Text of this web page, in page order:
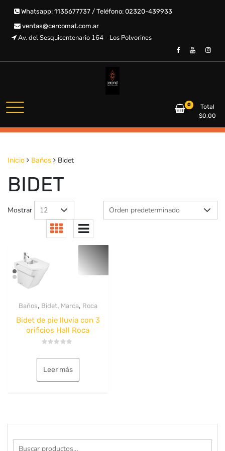
contenido
Whatsapp: 1135677737 / Teléfono: 02320-439933
ventas@cercomat.com.ar
Av. del Sesquicentenario 164 - Los Polvorines
CERCOMAT 0
Total
$0,00
Inicio Baños Bidet
BIDET
Mostrar
Baños, Bidet, Marca, Roca
Bidet de pie lluvia con 3
orificios Hall Roca
con
de
Leer más
Buscar